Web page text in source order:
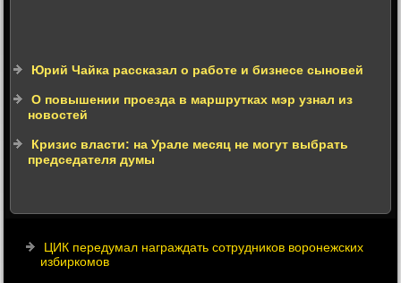
Юрий Чайка рассказал о работе и бизнесе сыновей
О повышении проезда в маршрутках мэр узнал из
новостей
Кризис власти: на Урале месяц не могут выбрать
председателя думы
ЦИК передумал награждать сотрудников воронежских
избиркомов